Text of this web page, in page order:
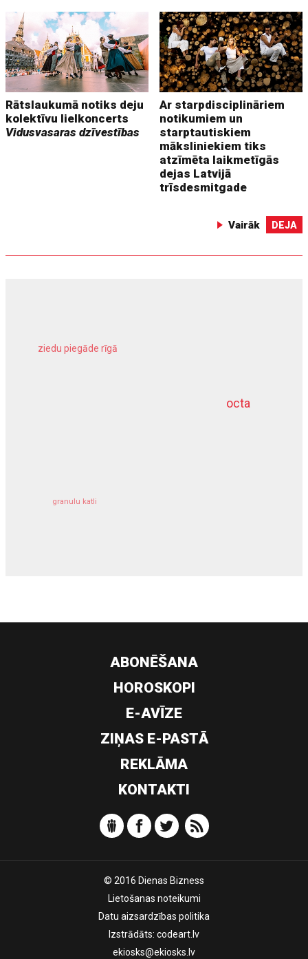
Rātslaukumā notiks deju
kolektīvu lielkoncerts
Vidusvasaras dzīvestības
Ar starpdisciplināriem
notikumiem un
starptautiskiem
māksliniekiem tiks
atzīmēta laikmetīgās
dejas Latvijā
trīsdesmitgade
Vairāk DEJA
octa
ziedu piegāde rīgā
granulu katli
dziļurbums
ABONĒŠANA
HOROSKOPI
E-AVĪZE
ZIŅAS E-PASTĀ
REKLĀMA
KONTAKTI
© 2016 Dienas Bizness
Lietošanas noteikumi
Datu aizsardzības politika
Izstrādāts: codeart.lv
ekiosks@ekiosks.lv